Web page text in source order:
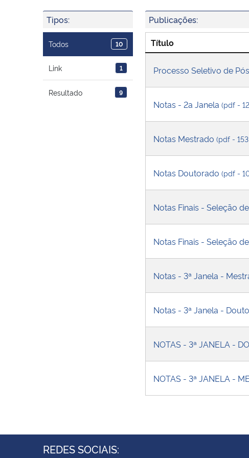
Tipos:
Todos 10
Link 1
Resultado 9
Publicações:
Título
Processo Seletivo de
Notas - 2a Janela (pdf -
Notas Mestrado (pdf - 153
Notas Doutorado (pdf -
Notas Finais - Seleção
Notas Finais - Seleção
Notas - 3ª Janela -
Notas - 3ª Janela -
NOTAS - 3ª JANELA -
NOTAS - 3ª JANELA -
REDES SOCIAIS: